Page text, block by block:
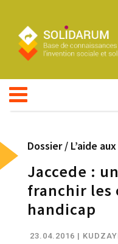
Dossier / L’aide
Jaccede :
franchir les
handicap
23.04.2016 |